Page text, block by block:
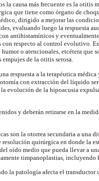
la causa más frecuente es la
que tiene como órgano de
dirigido a mejorar las
evaluando luego la respuesta
antihistamínicos y
respecto al control evolutivo.
o atencionales, etcétera que
de la otitis serosa.
respuesta a la terapéutica
con extracción del líquido
evolución de la hipoacusia
y deberán retirarse en la
son la otorrea secundaria a una
resolución quirúrgica en donde la
oído medio que pueda llevar a
timpanoplastias,
la patología afecta el